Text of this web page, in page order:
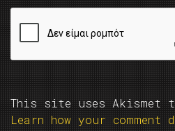
This site uses Akismet
Learn how your